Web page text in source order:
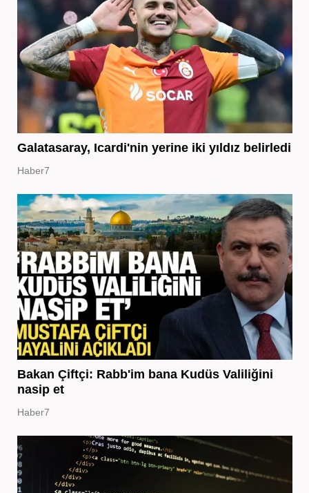
Galatasaray, Icardi'nin yerine iki yıldız belirledi
Haber7
Bakan Çiftçi: Rabb'im bana Kudüs Valiliğini
nasip et
Haber7